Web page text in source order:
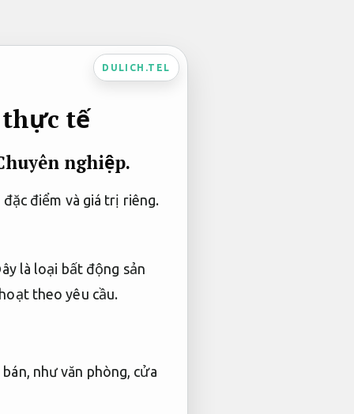
DULICH.TEL
thực tế
nghiệp.
điểm và giá trị riêng.
là loại bất động sản
theo yêu cầu.
như văn phòng, cửa